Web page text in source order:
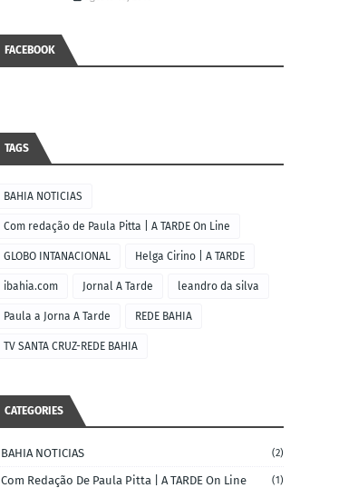
FACEBOOK
TAGS
BAHIA NOTICIAS
Com redação de Paula Pitta | A TARDE On Line
GLOBO INTANACIONAL Helga Cirino | A TARDE
ibahia.com Jornal A Tarde leandro da silva
Paula a Jorna A Tarde REDE BAHIA
TV SANTA CRUZ-REDE BAHIA
CATEGORIES
BAHIA NOTICIAS (2)
Com Redação De Paula Pitta | A TARDE On Line (1)